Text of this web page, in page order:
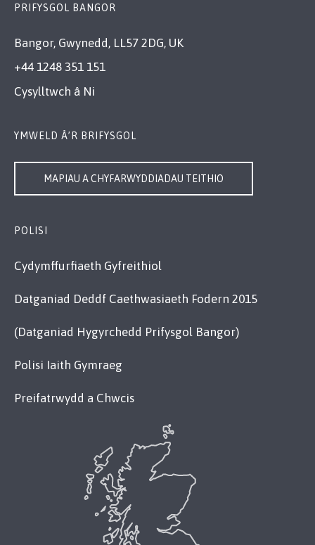
PRIFYSGOL BANGOR
Bangor, Gwynedd, LL57 2DG, UK
+44 1248 351 151
Cysylltwch â Ni
YMWELD Â’R BRIFYSGOL
MAPIAU A CHYFARWYDDIADAU TEITHIO
POLISI
Cydymffurfiaeth Gyfreithiol
Datganiad Deddf Caethwasiaeth Fodern 2015
(Datganiad Hygyrchedd Prifysgol Bangor)
Polisi Iaith Gymraeg
Preifatrwydd a Chwcis